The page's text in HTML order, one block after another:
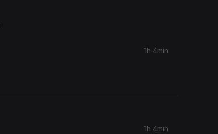
1h 4min
1h 4min